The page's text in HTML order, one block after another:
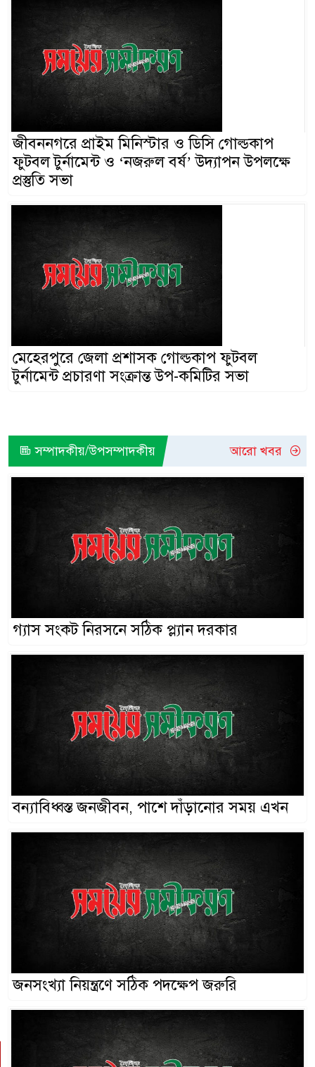
জীবননগরে প্রাইম মিনিস্টার ও ডিসি গোল্ডকাপ
ফুটবল টুর্নামেন্ট ও ‘নজরুল বর্ষ’ উদ্যাপন উপলক্ষে
প্রস্তুতি সভা
মেহেরপুরে জেলা প্রশাসক গোল্ডকাপ ফুটবল
টুর্নামেন্ট প্রচারণা সংক্রান্ত উপ-কমিটির সভা
সম্পাদকীয়/উপসম্পাদকীয় আরো খবর
গ্যাস সংকট নিরসনে সঠিক প্ল্যান দরকার
বন্যাবিধ্বস্ত জনজীবন, পাশে দাঁড়ানোর সময় এখন
জনসংখ্যা নিয়ন্ত্রণে সঠিক পদক্ষেপ জরুরি